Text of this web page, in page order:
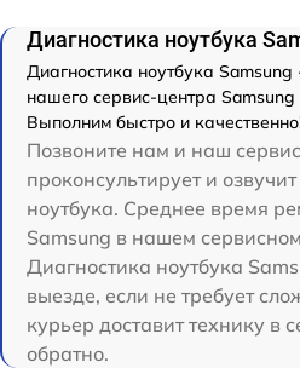
Диагностика ноутбука
Диагностика ноутбука
нашего сервис-центра Samsung
Выполним быстро и
Позвоните нам и наш
проконсультирует и
ноутбука. Среднее время
Samsung в нашем
Диагностика ноутбука
выезде, если не требует
курьер доставит технику в
обратно.